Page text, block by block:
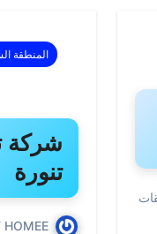
المنطقة
شركة
تنورة
HOMEE